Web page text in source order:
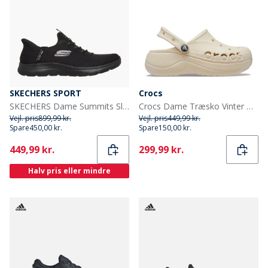
SKECHERS SPORT
SKECHERS Dame Summits Slip-in Dream Chaser Sneakers Sort
Vejl. pris899,99 kr.
Spare450,00 kr.
Current
449,99 kr.
Halv pris eller mindre
Crocs
Crocs Dame Træsko Vinter Hvid
Vejl. pris449,99 kr.
Spare150,00 kr.
Current
299,99 kr.